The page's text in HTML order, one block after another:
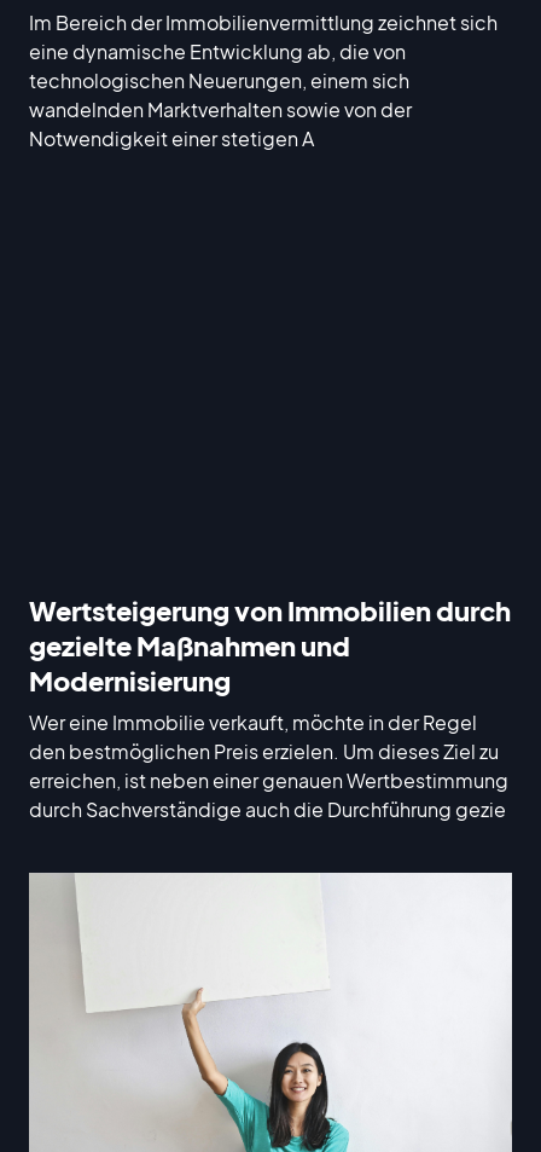
Im Bereich der Immobilienvermittlung zeichnet sich
eine dynamische Entwicklung ab, die von
technologischen Neuerungen, einem sich
wandelnden Marktverhalten sowie von der
Notwendigkeit einer stetigen A
Wertsteigerung von Immobilien durch
gezielte Maßnahmen und
Modernisierung
Wer eine Immobilie verkauft, möchte in der Regel
den bestmöglichen Preis erzielen. Um dieses Ziel zu
erreichen, ist neben einer genauen Wertbestimmung
durch Sachverständige auch die Durchführung gezie